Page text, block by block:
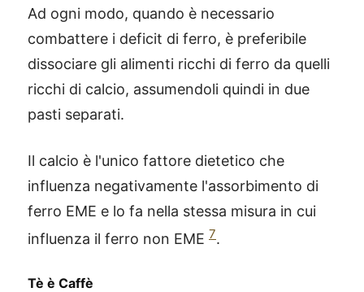
Ad ogni modo, quando è necessario
combattere i deficit di ferro, è preferibile
dissociare gli alimenti ricchi di ferro da quelli
ricchi di calcio, assumendoli quindi in due
pasti separati.
Il calcio è l'unico fattore dietetico che
influenza negativamente l'assorbimento di
ferro EME e lo fa nella stessa misura in cui
influenza il ferro non EME 7.
Tè è Caffè